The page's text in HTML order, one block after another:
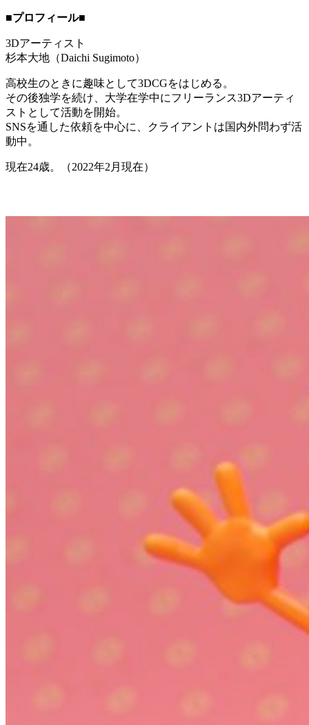
■プロフィール■
3Dアーティスト
杉本大地（Daichi Sugimoto）
高校生のときに趣味として3DCGをはじめる。
その後独学を続け、大学在学中にフリーランス3Dアーティ
ストとして活動を開始。
SNSを通した依頼を中心に、クライアントは国内外問わず活
動中。
現在24歳。（2022年2月現在）